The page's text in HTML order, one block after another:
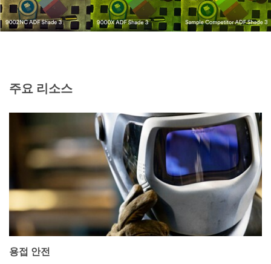
주요 리소스
용접 안전